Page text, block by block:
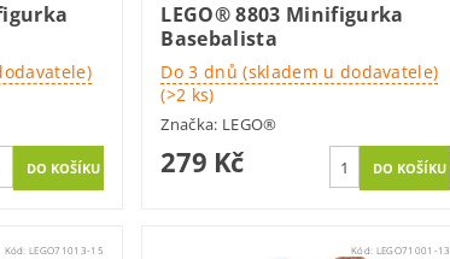
LEGO® 8803 Minifigurka
Basebalista
Do 3 dnů (skladem u dodavatele)
(>2 ks)
Značka: LEGO®
279 Kč
Kód:LEGO71013-15 Kód: LEGO71001-13